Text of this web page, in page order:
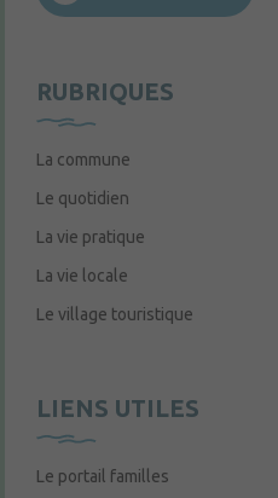
RUBRIQUES
La commune
Le quotidien
La vie pratique
La vie locale
Le village touristique
LIENS UTILES
Le portail familles